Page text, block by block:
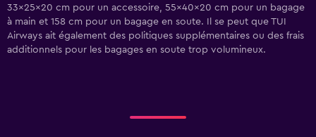
33x25x20 cm pour un accessoire, 55x40x20 cm pour un bagage
à main et 158 cm pour un bagage en soute. Il se peut que TUI
Airways ait également des politiques supplémentaires ou des frais
additionnels pour les bagages en soute trop volumineux.